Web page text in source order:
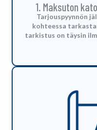
1. Maksuton
Tarjouspyynnön
kohteessa
tarkistus on täysin